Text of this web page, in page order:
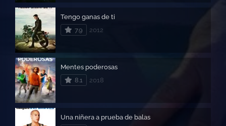
Tengo ganas de ti
7.9
2012
Mentes poderosas
8.1
2018
Una niñera a prueba de balas